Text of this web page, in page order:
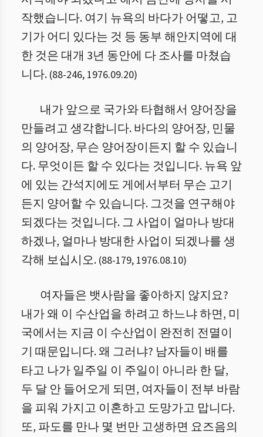
작했습니다. 여기 뉴욕의 바다가 어떻고, 고
기가 어디 있다는 것 등 동부 해안지역에 대
한 것은 대개 3년 동안에 다 조사를 마쳤습
니다. (88-246, 1976.09.20)
내가 앞으로 국가와 타협해서 양어장을
만들려고 생각합니다. 바다의 양어장, 민물
의 양어장, 무슨 양어장이든지 할 수 있습니
다. 무엇이든 할 수 있다는 것입니다. 뉴욕 앞
에 있는 간석지에도 게에서부터 무슨 고기
든지 양어할 수 있습니다. 그것을 연구해야
되겠다는 것입니다. 그 사업이 얼마나 방대
하겠나, 얼마나 방대한 사업이 되겠나를 생
각해 보십시오. (88-179, 1976.08.10)
여자들은 뱃사람을 좋아하지 않지요?
내가 왜 이 수산업을 하려고 하느냐 하면, 미
국에서는 지금 이 수산업이 완전히 전멸이
기 때문입니다. 왜 그러냐? 남자들이 배를
타고 나가 일주일 이 주일이 아니라 한 달,
두 달 안 들어오게 되면, 여자들이 전부 바람
을 피워 가지고 이혼하고 도망가고 맙니다.
또, 파도를 만나 몇 번만 고생하면 요즈음의